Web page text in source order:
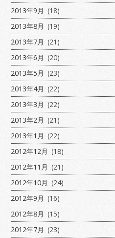
2013年9月 (18)
2013年8月 (19)
2013年7月 (21)
2013年6月 (20)
2013年5月 (23)
2013年4月 (22)
2013年3月 (22)
2013年2月 (21)
2013年1月 (22)
2012年12月 (18)
2012年11月 (21)
2012年10月 (24)
2012年9月 (16)
2012年8月 (15)
2012年7月 (23)